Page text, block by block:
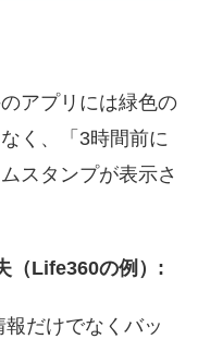
アプリには緑色の
く、「3時間前に
スタンプが表示さ
（Life360の例）:
だけでなくバッ